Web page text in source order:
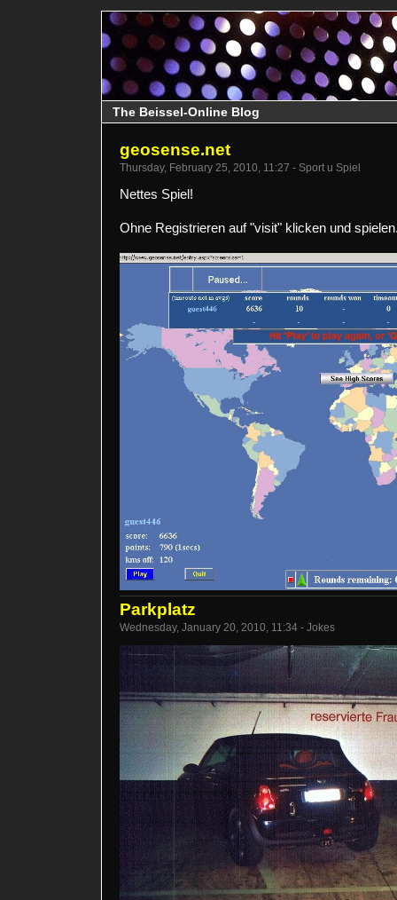
The Beissel-Online Blog
geosense.net
Thursday, February 25, 2010, 11:27 - Sport u Spiel
Nettes Spiel!
Ohne Registrieren auf "visit" klicken und
Parkplatz
Wednesday, January 20, 2010, 11:34 - Jokes